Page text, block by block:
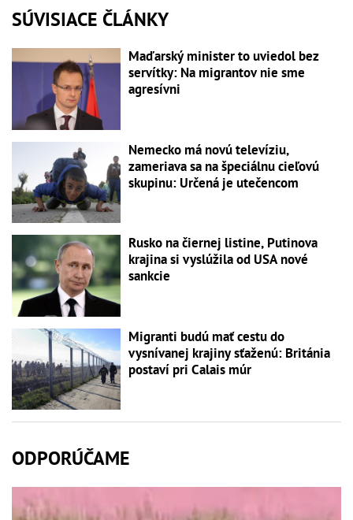
SÚVISIACE ČLÁNKY
Maďarský minister to uviedol bez
servítky: Na migrantov nie sme
agresívni
Nemecko má novú televíziu,
zameriava sa na špeciálnu cieľovú
skupinu: Určená je utečencom
Rusko na čiernej listine, Putinova
krajina si vyslúžila od USA nové
sankcie
Migranti budú mať cestu do
vysnívanej krajiny sťaženú: Británia
postaví pri Calais múr
ODPORÚČAME